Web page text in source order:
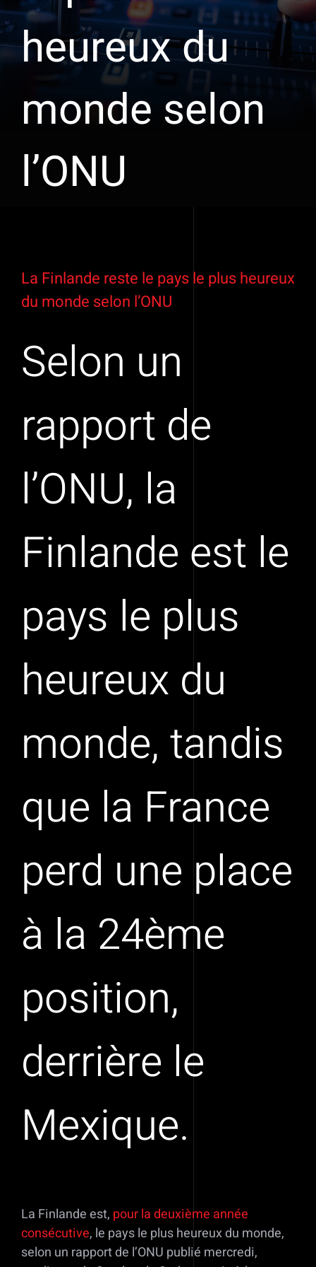
heureux du
monde selon
l’ONU
l'image
agrandie
La Finlande reste le pays le plus heureux
du monde selon l’ONU
Selon un
rapport de
l’ONU, la
Finlande est le
pays le plus
heureux du
monde, tandis
que la France
perd une place
à la 24ème
position,
derrière le
Mexique.
La Finlande est, pour la deuxième année
consécutive, le pays le plus heureux du monde,
selon un rapport de l’ONU publié mercredi,